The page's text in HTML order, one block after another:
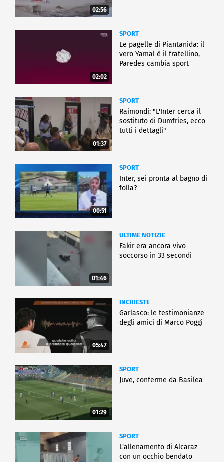
02:56
02:02
SPORT
Le pagelle di Piantanida: il
vero Yamal è il fratellino,
Paredes cambia sport
01:37
SPORT
Raimondi: "L'Inter cerca il
sostituto di Dumfries, ecco
tutti i dettagli"
00:51
SPORT
Inter, sei pronta al bagno di
folla?
01:46
ULTIME NOTIZIE
Fakir era ancora vivo
soccorso in 33 secondi
05:47
INCHIESTE
Garlasco: le testimonianze
degli amici di Marco Poggi
01:29
SPORT
Juve, conferme da Basilea
SPORT
L'allenamento di Alcaraz
con un occhio bendato